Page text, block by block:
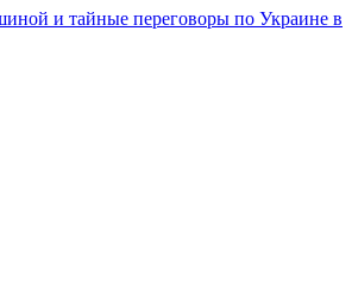
и тайные переговоры по Украине в